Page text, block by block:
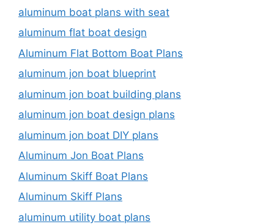
aluminum boat plans with seat
aluminum flat boat design
Aluminum Flat Bottom Boat Plans
aluminum jon boat blueprint
aluminum jon boat building plans
aluminum jon boat design plans
aluminum jon boat DIY plans
Aluminum Jon Boat Plans
Aluminum Skiff Boat Plans
Aluminum Skiff Plans
aluminum utility boat plans